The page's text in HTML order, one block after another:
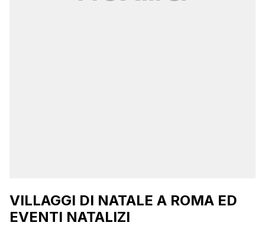
VILLAGGI DI NATALE A ROMA ED
EVENTI NATALIZI